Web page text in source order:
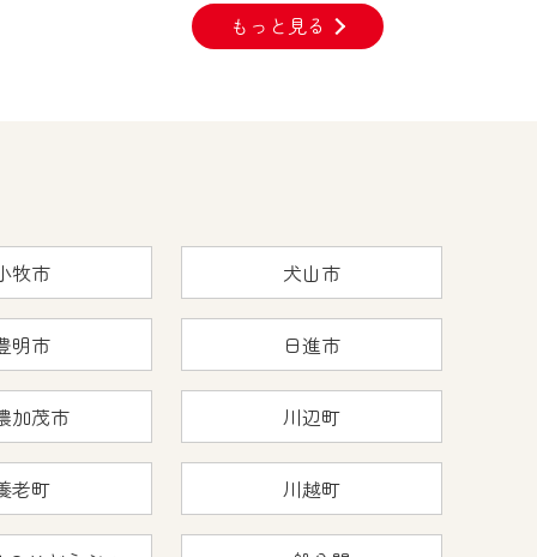
もっと見る
牧市 犬山市
明市 日進市
加茂市 川辺町
老町 川越町